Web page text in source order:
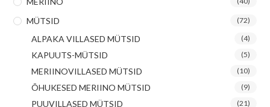
MÜTSID (72)
ALPAKA VILLASED MÜTSID (4)
KAPUUTS-MÜTSID (5)
MERIINOVILLASED MÜTSID (10)
ÕHUKESED MERIINO MÜTSID (9)
PUUVILLASED MÜTSID (21)